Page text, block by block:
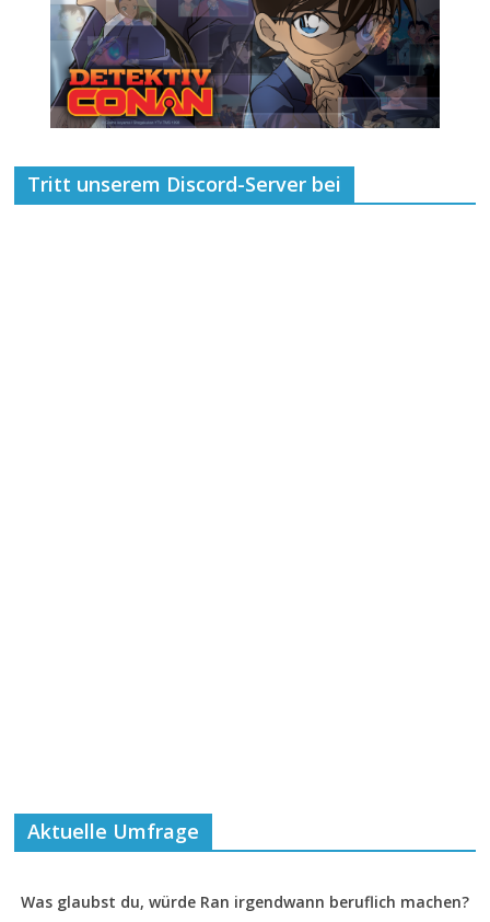
Tritt unserem Discord-Server bei
Aktuelle Umfrage
Was glaubst du, würde Ran irgendwann beruflich machen?